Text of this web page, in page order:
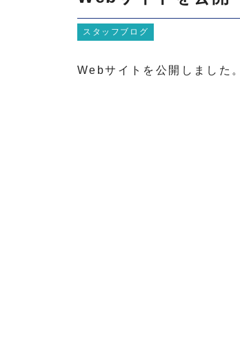
スタッフブログ
Webサイトを公開しました。